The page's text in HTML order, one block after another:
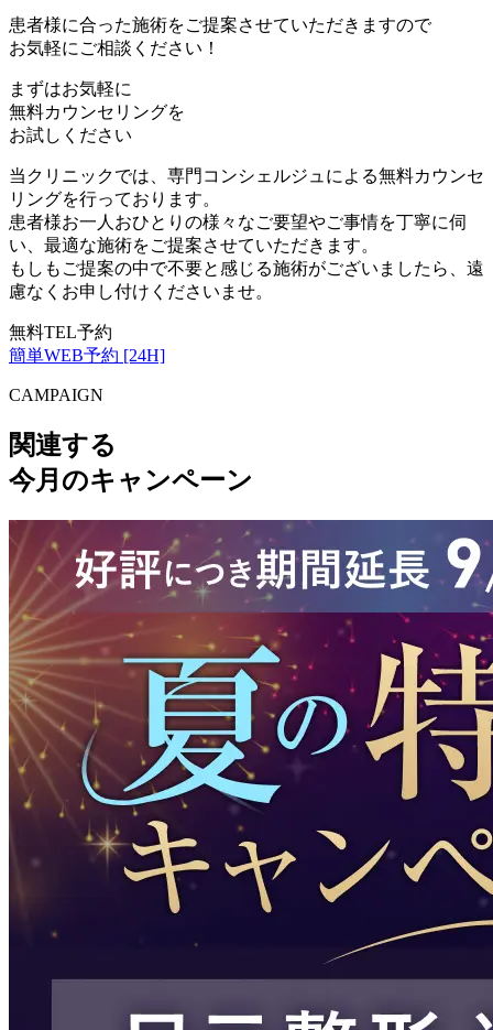
患者様に合った施術をご提案させていただきますので
お気軽にご相談ください！
まずはお気軽に
無料カウンセリングを
お試しください
当クリニックでは、専門コンシェルジュによる無料カウンセ
リングを行っております。
患者様お一人おひとりの様々なご要望やご事情を丁寧に伺
い、最適な施術をご提案させていただきます。
もしもご提案の中で不要と感じる施術がございましたら、遠
慮なくお申し付けくださいませ。
無料TEL予約
簡単WEB予約 [24H]
CAMPAIGN
関連する
今月のキャンペーン